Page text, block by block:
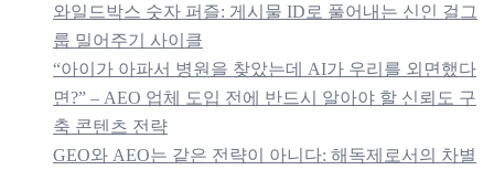
와일드박스 숫자 퍼즐: 게시물 ID로 풀어내는 신인 걸그
룹 밀어주기 사이클
“아이가 아파서 병원을 찾았는데 AI가 우리를 외면했다
면?” – AEO 업체 도입 전에 반드시 알아야 할 신뢰도 구
축 콘텐츠 전략
GEO와 AEO는 같은 전략이 아니다: 해독제로서의 차별